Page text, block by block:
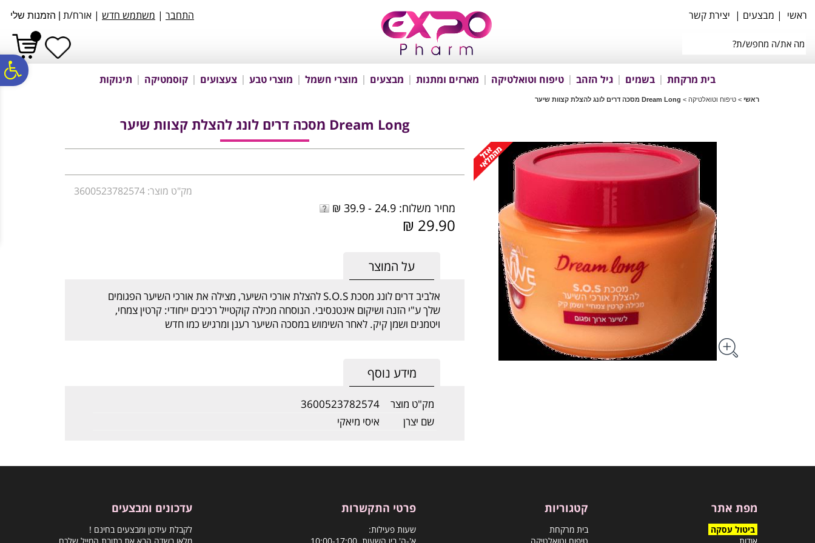
נגישות
אתר
המרכזי
ראשי | מבצעים | יצירת קשר התחבר | משתמש חדש | אורח/ת הזמנות שלי
בית מרקחת בשמים גיל הזהב טיפוח וטואלטיקה מארזים ומתנות מבצעים מוצרי חשמל מוצרי טבע צעצועים קוסמטיקה תינוקות
ראשי > טיפוח וטואלטיקה > Dream Long מסכה דרים לונג להצלת קצוות שיער
Dream Long מסכה דרים לונג להצלת קצוות שיער
מק"ט מוצר: 3600523782574
מחיר משלוח: 24.9 - 39.9 ₪
29.90 ₪
על המוצר
אלביב דרים לונג מסכתS.O.S
להצלת אורכי השיער, מצילה את אורכי השיער הפגומים
שלך ע"י הזנה ושיקום אינטנסיבי. הנוסחה מכילה קוקטייל רכיבים ייחודי: קרטין צמחי,
ויטמנים ושמן קיק. לאחר השימוש במסכה השיער רענן ומרגיש כמו חדש
מידע נוסף
מק"ט מוצר
3600523782574
שם יצרן
איסי מיאקי
מפת אתר
ביטול עסקה
קטגוריות
בית מרקחת
פרטי התקשרות
שעות פעילות:
עדכונים ומבצעים
לקבלת עידכון ומבצעים בחינם !